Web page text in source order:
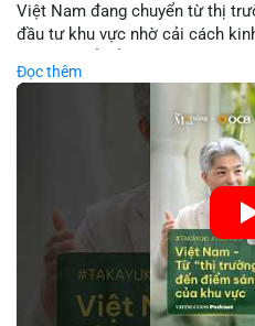
Việt Nam đang chuyển từ thị
đầu tư khu vực nhờ cải cách
hội cho nhà đầu tư lặp lại mô
gia đang phát triển. Nền tảng
trưởng nhờ chính sách ổn định
🎥 Xem video trực tiếp tại:
Nguồn: VIETSUCCESS
Đọc thêm